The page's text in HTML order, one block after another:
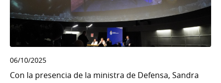
06/10/2025
Con la presencia de la ministra de Defensa, Sandra